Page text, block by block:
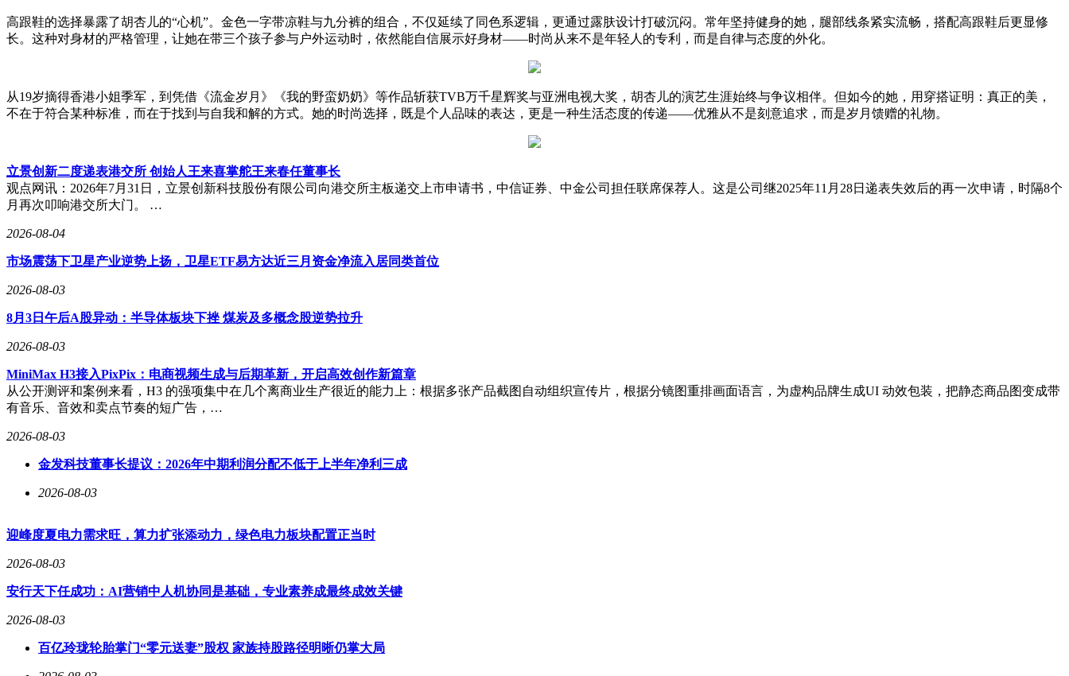
高跟鞋的选择暴露了胡杏儿的“心机”。金色一字带凉鞋与九分裤的组合，不仅延续了同色系逻辑，更通过露肤设计打破沉闷。常年坚持健身的她，腿部线条紧实流畅，搭配高跟鞋后更显修
长。这种对身材的严格管理，让她在带三个孩子参与户外运动时，依然能自信展示好身材——时尚从来不是年轻人的专利，而是自律与态度的外化。
从19岁摘得香港小姐季军，到凭借《流金岁月》《我的野蛮奶奶》等作品斩获TVB万千星辉奖与亚洲电视大奖，胡杏儿的演艺生涯始终与争议相伴。但如今的她，用穿搭证明：真正的美，
不在于符合某种标准，而在于找到与自我和解的方式。她的时尚选择，既是个人品味的表达，更是一种生活态度的传递——优雅从不是刻意追求，而是岁月馈赠的礼物。
立景创新二度递表港交所 创始人王来喜掌舵王来春任董事长
观点网讯：2026年7月31日，立景创新科技股份有限公司向港交所主板递交上市申请书，中信证券、中金公司担任联席保荐人。这是公司继2025年11月28日递表失效后的再一次申请，时隔8个
月再次叩响港交所大门。 …
2026-08-04
市场震荡下卫星产业逆势上扬，卫星ETF易方达近三月资金净流入居同类首位
2026-08-03
8月3日午后A股异动：半导体板块下挫 煤炭及多概念股逆势拉升
2026-08-03
MiniMax H3接入PixPix：电商视频生成与后期革新，开启高效创作新篇章
从公开测评和案例来看，H3 的强项集中在几个离商业生产很近的能力上：根据多张产品截图自动组织宣传片，根据分镜图重排画面语言，为虚构品牌生成UI 动效包装，把静态商品图变成带
有音乐、音效和卖点节奏的短广告，…
2026-08-03
金发科技董事长提议：2026年中期利润分配不低于上半年净利三成
2026-08-03
迎峰度夏电力需求旺，算力扩张添动力，绿色电力板块配置正当时
2026-08-03
安行天下任成功：AI营销中人机协同是基础，专业素养成最终成效关键
2026-08-03
百亿玲珑轮胎掌门“零元送妻”股权 家族持股路径明晰仍掌大局